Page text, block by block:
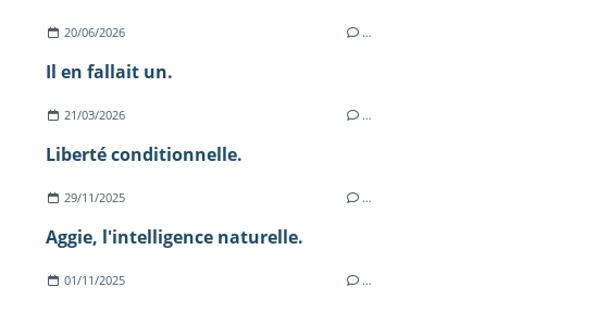
20/06/2026 …
Il en fallait un.
21/03/2026 …
Liberté conditionnelle.
29/11/2025 …
Aggie, l'intelligence naturelle.
01/11/2025 …